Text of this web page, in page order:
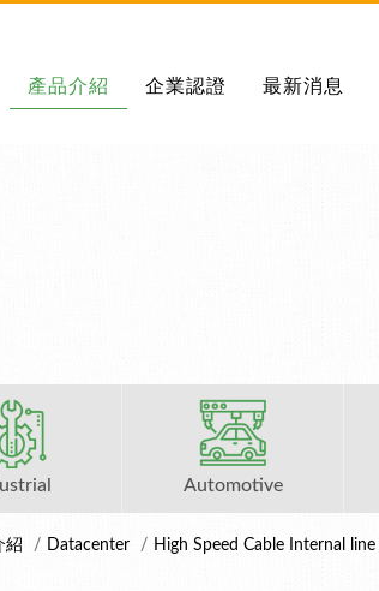
產品介紹 企業認證 最新消息
Automotive
紹 Datacenter High Speed Cable Internal line